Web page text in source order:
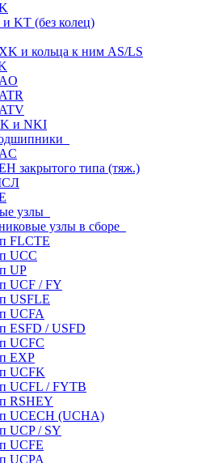
KT (без колец)
и кольца к ним AS/LS
и NKI
закрытого типа (тяж.)
узлы
узлы в сборе
FLCTE
UCC
UP
UCF / FY
USFLE
UCFA
ESFD / USFD
UCFC
EXP
UCFK
UCFL / FYTB
RSHEY
UCECH (UCHA)
UCP / SY
UCFE
UCPA